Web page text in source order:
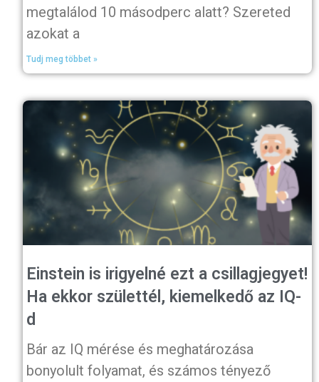
megtalálod 10 másodperc alatt? Szereted
azokat a
Tudj meg többet »
Einstein is irigyelné ezt a csillagjegyet!
Ha ekkor születtél, kiemelkedő az IQ-
d
Bár az IQ mérése és meghatározása
bonyolult folyamat, és számos tényező